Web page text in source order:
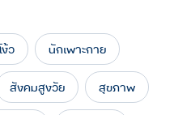
ว นักเพาะกาย
สังคมสูงวัย สุขภาพ